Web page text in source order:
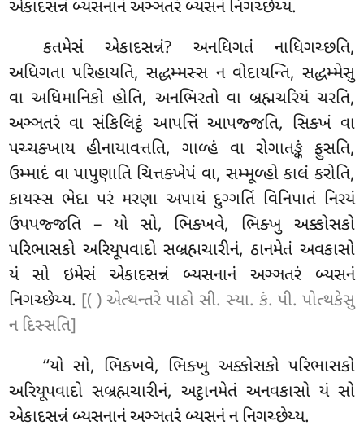
એકાદસન્નં બ્યસનાનં અઞ્ઞતરં બ્યસનં નિગચ્છેય્ય.
કતમેસં એકાદસન્નં? અનધિગતં નાધિગચ્છતિ,
અધિગતા પરિહાયતિ, સદ્ધમ્મસ્સ ન વોદાયન્તિ, સદ્ધમ્મેસુ
વા અધિમાનિકો હોતિ, અનભિરતો વા બ્રહ્મચરિયં ચરતિ,
અઞ્ઞતરં વા સંકિલિટ્ઠં આપત્તિં આપજ્જતિ, સિક્ખં વા
પચ્ચક્ખાય હીનાયાવત્તતિ, ગાળ્હં વા રોગાતઙ્કં ફુસતિ,
ઉમ્માદં વા પાપુણાતિ ચિત્તક્ખેપં વા, સમ્મૂળ્હો કાલં કરોતિ,
કાયસ્સ ભેદા પરં મરણા અપાયં દુગ્ગતિં વિનિપાતં નિરયં
ઉપપજ્જતિ – યો સો, ભિક્ખવે, ભિક્ખુ અક્કોસકો
પરિભાસકો અરિયૂપવાદો સબ્રહ્મચારીનં, ઠાનમેતં અવકાસો
યં સો ઇમેસં એકાદસન્નં બ્યસનાનં અઞ્ઞતરં બ્યસનં
નિગચ્છેય્ય. [( ) એત્થન્તરે પાઠો સી. સ્યા. કં. પી. પોત્થકેસુ
ન દિસ્સતિ]
‘‘યો સો, ભિક્ખવે, ભિક્ખુ અક્કોસકો પરિભાસકો
અરિયૂપવાદો સબ્રહ્મચારીનં, અટ્ઠાનમેતં અનવકાસો યં સો
એકાદસન્નં બ્યસનાનં અઞ્ઞતરં બ્યસનં ન નિગચ્છેય્ય.